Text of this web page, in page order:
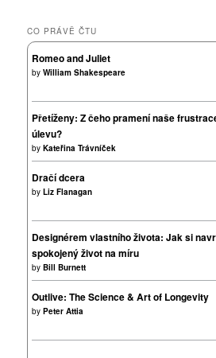
CO PRÁVĚ ČTU
Romeo and Juliet
byWilliam Shakespeare
Přetíženy: Z čeho pramení naše
úlevu?
byKateřina Trávníček
Dračí dcera
byLiz Flanagan
Designérem vlastního života: Jak si
spokojený život na míru
byBill Burnett
Outlive: The Science & Art of Longevity
byPeter Attia